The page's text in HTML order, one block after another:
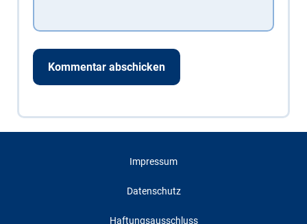
Impressum
Datenschutz
Haftungsausschluss